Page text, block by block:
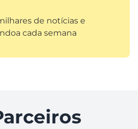
de notícias e
cada semana